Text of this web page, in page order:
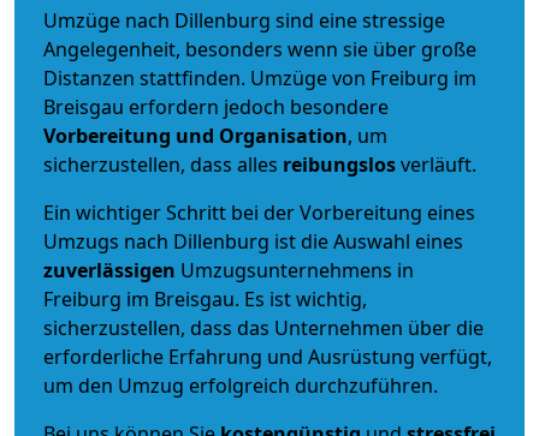
Umzüge nach Dillenburg sind eine stressige
Angelegenheit, besonders wenn sie über große
Distanzen stattfinden. Umzüge von Freiburg im
Breisgau erfordern jedoch besondere
Vorbereitung und Organisation, um
sicherzustellen, dass alles reibungslosverläuft.
Ein wichtiger Schritt bei der Vorbereitung eines
Umzugs nach Dillenburg ist die Auswahl eines
zuverlässigen Umzugsunternehmens in
Freiburg im Breisgau. Es ist wichtig,
sicherzustellen, dass das Unternehmen über die
erforderliche Erfahrung und Ausrüstung verfügt,
um den Umzug erfolgreich durchzuführen.